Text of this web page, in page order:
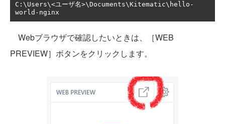
C : \Users\<ユーザ名>\Documents\Kitematic\hello -
world - nginx
Webブラウザで確認したいときは、［WEB
PREVIEW］ボタンをクリックします。